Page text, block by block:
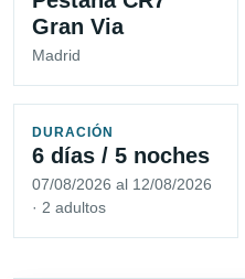
Gran Via
Madrid
DURACIÓN
6 días / 5 noches
07/08/2026 al 12/08/2026
· 2 adultos